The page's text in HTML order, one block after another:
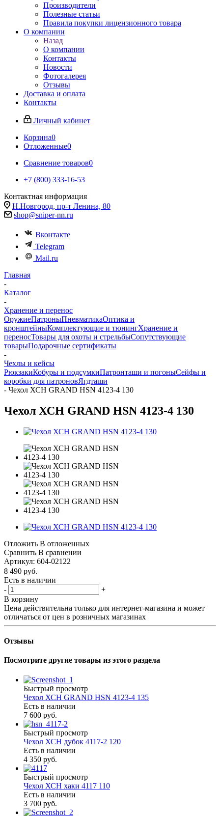
Производители
Полезные статьи
Правила покупки лицензионного товара
О компании
Назад
О компании
Контакты
Новости
Фотогалерея
Отзывы
Доставка и оплата
Контакты
Личный кабинет
Корзина0
Отложенные0
Сравнение товаров0
+7 (800) 333-16-53
Контактная информация
Н.Новгород, пр-т Ленина, 80
shop@sniper-nn.ru
Вконтакте
Telegram
Mail.ru
Главная
-
Каталог
-
Хранение и перенос
ОружиеПатроныПневматикаОптика и
кронштейныКомплектующие и тюнингХранение и
переносТовары для охоты и стрельбыСопутствующие
товарыПодарочные сертификаты
-
Чехлы и кейсы
РюкзакиКобуры и подсумкиПатронташи и погоныСейфы и
коробки для патроновЯгдташи
- Чехол ХСН GRAND HSN 4123-4 130
Чехол ХСН GRAND HSN 4123-4 130
Отложить В отложенных
Сравнить В сравнении
Артикул: 604-02122
8 490 руб.
Есть в наличии
-
+
В корзину
Цена действительна только для интернет-магазина и может
отличаться от цен в розничных магазинах
Отзывы
Посмотрите другие товары из этого раздела
Быстрый просмотр
Чехол ХСН GRAND HSN 4123-4 135
Есть в наличии
7 600 руб.
Быстрый просмотр
Чехол ХСН дубок 4117-2 120
Есть в наличии
4 350 руб.
Быстрый просмотр
Чехол ХСН хаки 4117 110
Есть в наличии
3 700 руб.